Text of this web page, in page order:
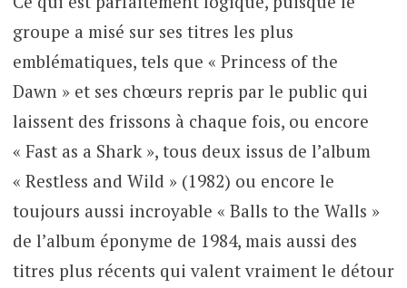
groupe a misé sur ses titres les plus
emblématiques, tels que « Princess of the
Dawn » et ses chœurs repris par le public qui
laissent des frissons à chaque fois, ou encore
« Fast as a Shark », tous deux issus de l’album
« Restless and Wild » (1982) ou encore le
toujours aussi incroyable « Balls to the Walls »
de l’album éponyme de 1984, mais aussi des
titres plus récents qui valent vraiment le détour